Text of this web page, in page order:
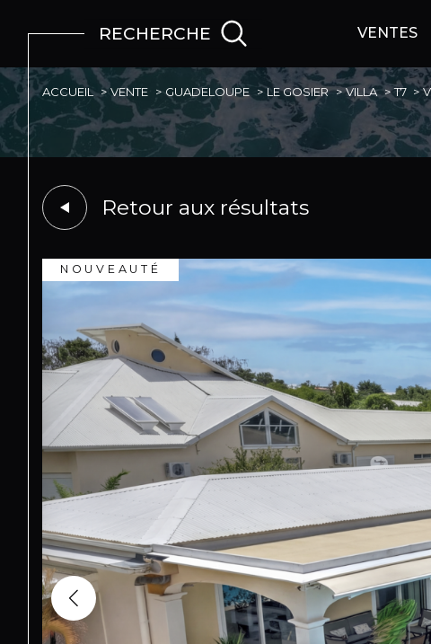
VENTES
RECHERCHE
ACCUEIL VENTE GUADELOUPE LE GOSIER VILLA T7
Retour aux résultats
NOUVEAUTÉ